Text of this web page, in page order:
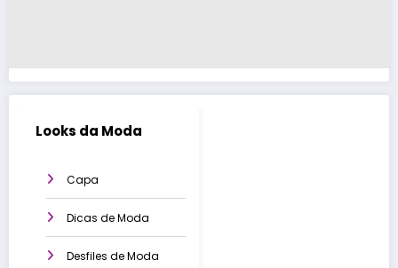
Looks da Moda
Capa
Dicas de Moda
Desfiles de Moda